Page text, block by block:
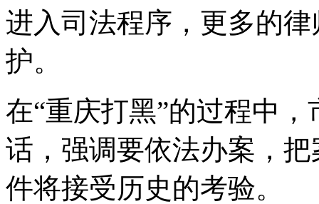
进入司法程序，更多的
护。
在“重庆打黑”的过程中
话，强调要依法办案，
件将接受历史的考验。